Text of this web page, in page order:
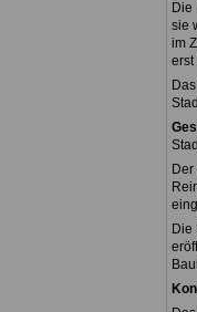
Die
sie
im
erst
Die